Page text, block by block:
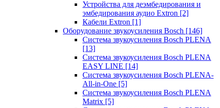
Устройства для деэмбедирования и
эмбедирования аудио Extron [2]
Кабели Extron [1]
Оборудование звукоусиления Bosch [146]
Система звукоусиления Bosch PLENA
[13]
Система звукоусиления Bosch PLENA
EASY LINE [14]
Система звукоусиления Bosch PLENA-
All-in-One [5]
Система звукоусиления Bosch PLENA
Matrix [5]